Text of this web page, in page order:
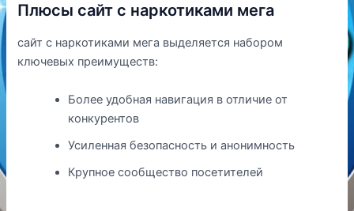
Плюсы сайт с наркотиками мега
сайт с наркотиками мега выделяется набором
ключевых преимуществ:
Более удобная навигация в отличие от
конкурентов
Усиленная безопасность и анонимность
Крупное сообщество посетителей